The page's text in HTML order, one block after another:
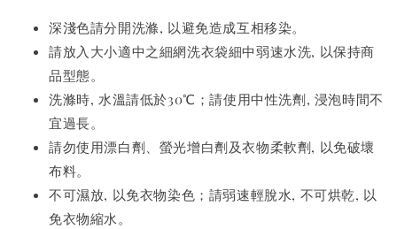
深淺色請分開洗滌, 以避免造成互相移染。
請放入大小適中之細網洗衣袋細中弱速水洗, 以保持商
品型態。
洗滌時, 水溫請低於30℃；請使用中性洗劑, 浸泡時間不
宜過長。
請勿使用漂白劑、螢光增白劑及衣物柔軟劑, 以免破壞
布料。
不可濕放, 以免衣物染色；請弱速輕脫水, 不可烘乾, 以
免衣物縮水。